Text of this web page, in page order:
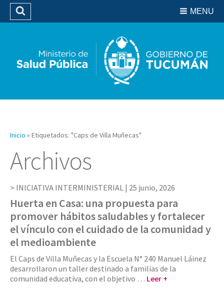
Biblioteca
MENU
Buscar
Inicio » Etiquetados: "Caps de Villa Muñecas"
Archivos
INICIATIVA INTERMINISTERIAL | 25 junio, 2026
Huerta en Casa: una propuesta para
promover hábitos saludables y fortalecer
el vínculo con el cuidado de la comunidad y
el medioambiente
El Caps de Villa Muñecas y la Escuela N° 240 Manuel Láinez
desarrollaron un taller destinado a familias de la
comunidad educativa, con el objetivo … Leer +